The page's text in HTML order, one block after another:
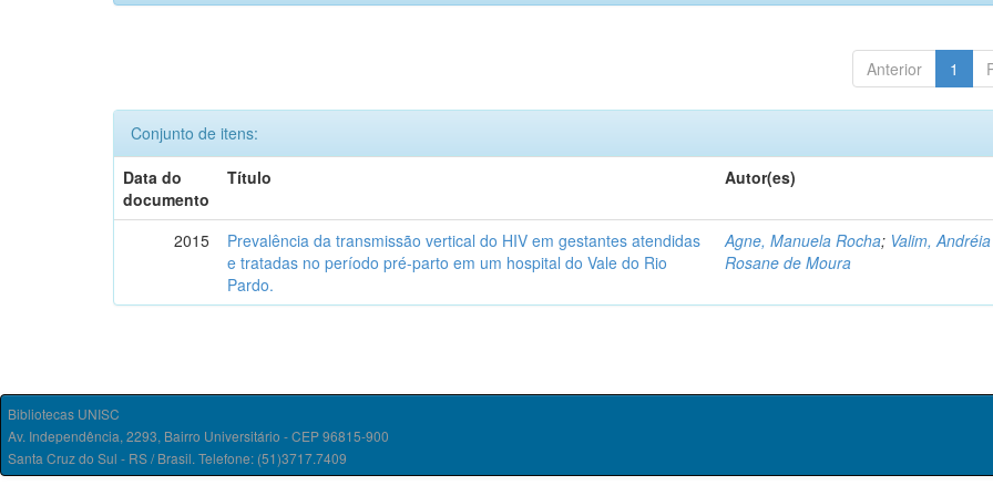
Anterior 1
Conjunto de itens:
Data do
documento
Título Autor(es)
2015
Prevalência da transmissão vertical do HIV em gestantes atendidas
e tratadas no período pré-parto em um hospital do Vale do Rio
Pardo.
Agne, Manuela Rocha; Valim, Andréia
Rosane de Moura
Bibliotecas UNISC
Av. Independência, 2293, Bairro Universitário - CEP 96815-900
Santa Cruz do Sul - RS / Brasil. Telefone: (51)3717.7409